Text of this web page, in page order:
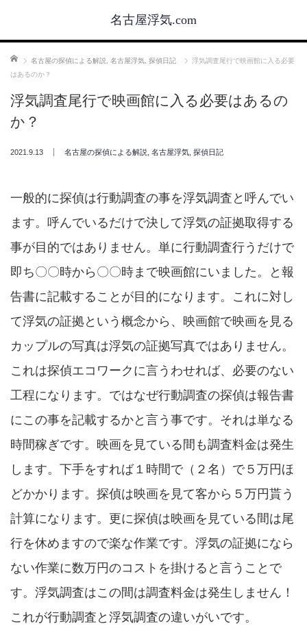
名古屋浮気.com
ホーム 名古屋の探偵による解説 名古屋浮気 探偵日記
浮気調査尾行で映画館に入る必要
はあるのか？
浮気調査尾行で映画館に入る必要はあるの
か？
2021.9.13 名古屋の探偵による解説 名古屋浮気 探偵日記
一般的に探偵は行動調査の事を浮気調査と呼んでい
ます。呼んでいるだけで決して浮気の証拠取得する
事が目的ではありません。単に行動調査行うだけで
即ち〇〇時から〇〇時まで映画館にいました。と報
告書に記載することが目的になります。これに対し
て浮気の証拠という概念から、映画館で映画を見る
カップルの写真は浮気の証拠写真ではありません。
これは探偵エコワークに言うわせれば、必要のない
工程になります。ではなぜ行動調査の探偵は報告書
にこの事を記載するかと言う事です。それは単なる
時間稼ぎです。映画を見ている間も調査料金は発生
します。下手をすれば１時間で（２名）で５万円ほ
どかかります。探偵は映画を見て客から５万円貰う
計算になります。更に探偵は映画を見ている間は尾
行を休めますので楽な作業です。浮気の証拠になら
ない作業に数万円のコストを掛けると言うことで
す。浮気調査はこの間は調査料金は発生しません！
これが行動調査と浮気調査の違いがいです。